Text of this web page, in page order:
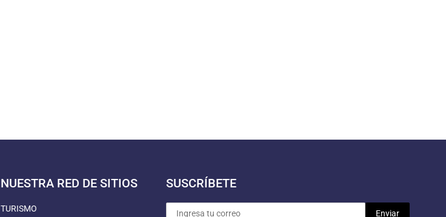
NUESTRA RED DE SITIOS
TURISMO
SUSCRÍBETE